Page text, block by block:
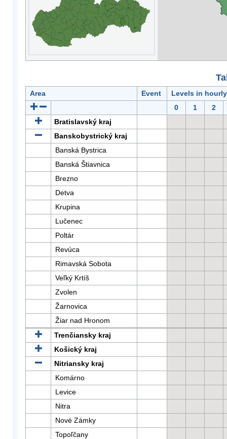
Area Event
Levels in
0
1
2
Bratislavský kraj
Banskobystrický kraj
Banská Bystrica
Banská Štiavnica
Brezno
Detva
Krupina
Lučenec
Poltár
Revúca
Rimavská Sobota
Veľký Krtíš
Zvolen
Žarnovica
Žiar nad Hronom
Trenčiansky kraj
Košický kraj
Nitriansky kraj
Komárno
Levice
Nitra
Nové Zámky
Topoľčany